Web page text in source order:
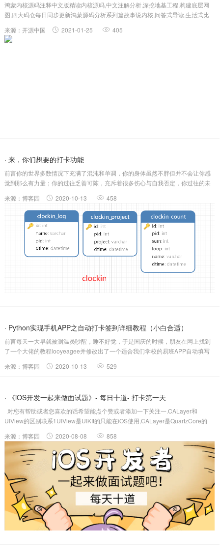
HarmonyOS...
鸿蒙内核源码注释中文版精读内核源码,中文注解分析,深挖地基工程,构建底层网
图,四大码仓每日同步更新鸿蒙源码分析系列篇故事说内核,问答式导读,生活式比
编代码来快速认识汇编,为读懂鸿蒙汇编打基础.系列篇后续将逐个剖析鸿蒙的汇...
来源：开源中国 2021-01-25 405
· 来，你们想要的打卡功能
前言​你的世界多数情况下充满了混沌和单调，你的身体虽然不胖但并不会让你感
觉到那么有力量；你的过往乏善可陈，充斥着很多伤心与自我否定，你过往的未
空想，依旧忍受痛苦与弱小。一点一滴的积累，才能感受飞轮转起来时的酣畅淋
漓，才会有气...
来源：博客园 2020-10-13 458
· Python实现手机APP之自动打卡签到详细教程（小白合适）
前言每天一大早就被测温员吵醒，睡不好觉，于是国庆的时候，朋友在网上找到
了一个大佬的教程looyeagee并修改出了一个适合我们学校的易班APP自动填写
想动，还有就是有些测温员在测温的时候他们在干别的事情就忘记填了，于是我
来源：博客园 2020-10-13 529
· 《iOS开发一起来做面试题》- 每日十道- 打卡第一天
对您有帮助或者您喜欢的话希望能点个赞或者添加一下关注一.CALayer和
UIView的区别联系1UIView是UIKIt的只能在iOS使用,CALayer是QuartzCore的
3UIView的CALayer...
来源：博客园 2020-08-08 858